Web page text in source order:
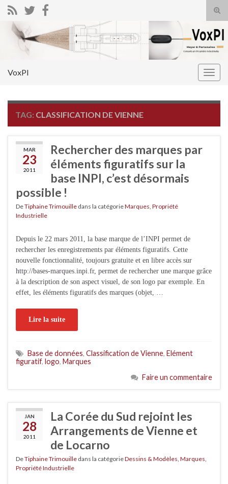
Search for:
VoxPI
TAG: CLASSIFICATION DE VIENNE
MAR
23
2011
Rechercher des marques par
éléments figuratifs sur la
base INPI, c’est désormais
possible !
DeTiphaine Trimouille dans la catégorieMarques Propriété
Industrielle
Depuis le 22 mars 2011, la base marque de l’INPI permet de
rechercher les enregistrements par éléments figuratifs. Cette
nouvelle fonctionnalité, toujours gratuite et en libre accès sur
http://bases-marques.inpi.fr, permet de rechercher une marque grâce
à la description de son aspect visuel, de son logo par exemple. En
effet, les éléments figuratifs des marques (objet, …
Lire la suite
Base de données, Classification de Vienne, Elément
figuratif, logo, Marques
Faire un commentaire
JAN
28
2011
La Corée du Sud rejoint les
Arrangements de Vienne et
de Locarno
DeTiphaine Trimouille dans la catégorieDessins & Modèles Marques
Propriété Industrielle